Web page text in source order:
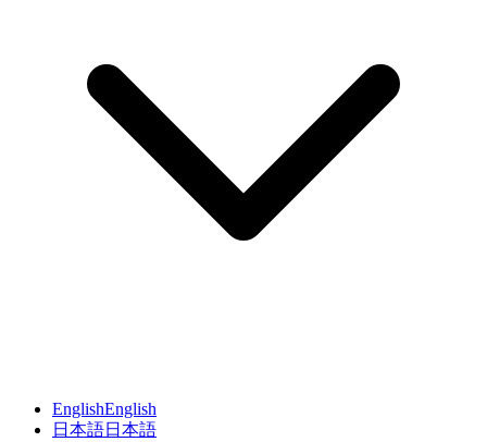
EnglishEnglish
日本語日本語